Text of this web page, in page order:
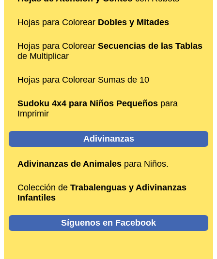
Hojas para Colorear Dobles y Mitades
Hojas para Colorear Secuencias de las Tablas
de Multiplicar
Hojas para Colorear Sumas de 10
Sudoku 4x4 para Niños Pequeños para
Imprimir
Adivinanzas
Adivinanzas de Animales para Niños.
Colección de Trabalenguas y Adivinanzas
Infantiles
Síguenos en Facebook